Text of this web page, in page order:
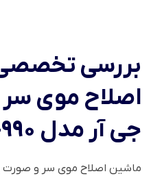
بررسی
اصلاح موی
جی آر مدل VGR V‑990
ماشین اصلاح موی سر و صورت